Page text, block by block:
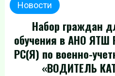
Новости
Набор граждан
обучения в АНО
РС(Я) по военно-
«ВОДИТЕЛЬ